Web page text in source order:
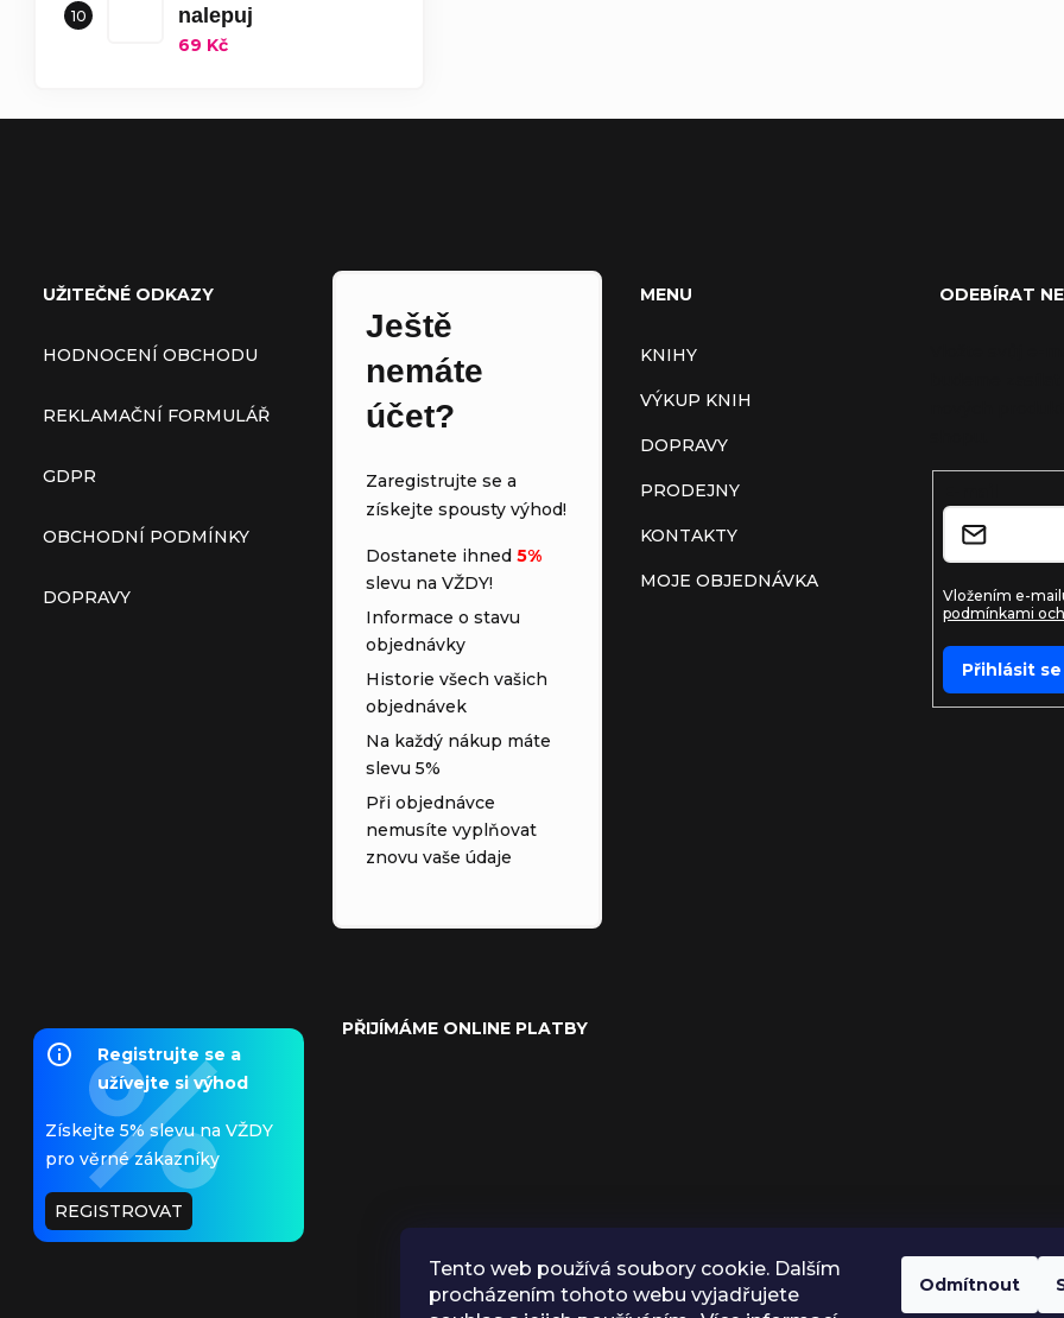
Tento web používá soubory cookie. Dalším
procházením tohoto webu vyjadřujete
Odmítnout
nalepuj
69 Kč
UŽITEČNÉ ODKAZY
HODNOCENÍ OBCHODU
REKLAMAČNÍ FORMULÁŘ
GDPR
OBCHODNÍ PODMÍNKY
DOPRAVY
Ještě
nemáte
účet?
Zaregistrujte se a
získejte spousty výhod!
Dostanete ihned 5%
slevu na VŽDY!
Informace o stavu
objednávky
Historie všech vašich
objednávek
Na každý nákup máte
slevu 5%
Při objednávce
nemusíte vyplňovat
znovu vaše údaje
MENU
KNIHY
VÝKUP KNIH
DOPRAVY
PRODEJNY
KONTAKTY
MOJE OBJEDNÁVKA
ODEBÍRAT
Vložením e-
podmínkami
Přihlásit se
Registrujte se a
užívejte si výhod
Získejte 5% slevu na VŽDY
pro věrné zákazníky
REGISTROVAT
PŘIJÍMÁME ONLINE PLATBY